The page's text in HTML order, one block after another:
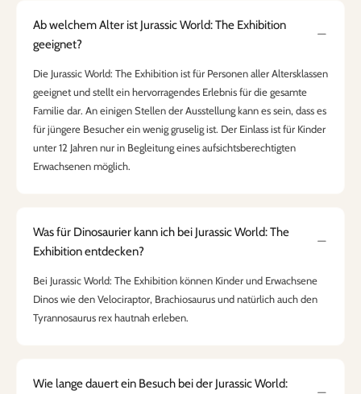
Ab welchem Alter ist Jurassic World: The Exhibition
geeignet?
Die Jurassic World: The Exhibition ist für Personen aller Altersklassen
geeignet und stellt ein hervorragendes Erlebnis für die gesamte
Familie dar. An einigen Stellen der Ausstellung kann es sein, dass es
für jüngere Besucher ein wenig gruselig ist. Der Einlass ist für Kinder
unter 12 Jahren nur in Begleitung eines aufsichtsberechtigten
Erwachsenen möglich.
Was für Dinosaurier kann ich bei Jurassic World: The
Exhibition entdecken?
Bei Jurassic World: The Exhibition können Kinder und Erwachsene
Dinos wie den Velociraptor, Brachiosaurus und natürlich auch den
Tyrannosaurus rex hautnah erleben.
Wie lange dauert ein Besuch bei der Jurassic World: